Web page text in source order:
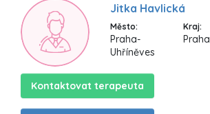
Jitka Havlická
Město:
Praha-
Uhříněves
Kraj:
Praha
Kontaktovat terapeuta